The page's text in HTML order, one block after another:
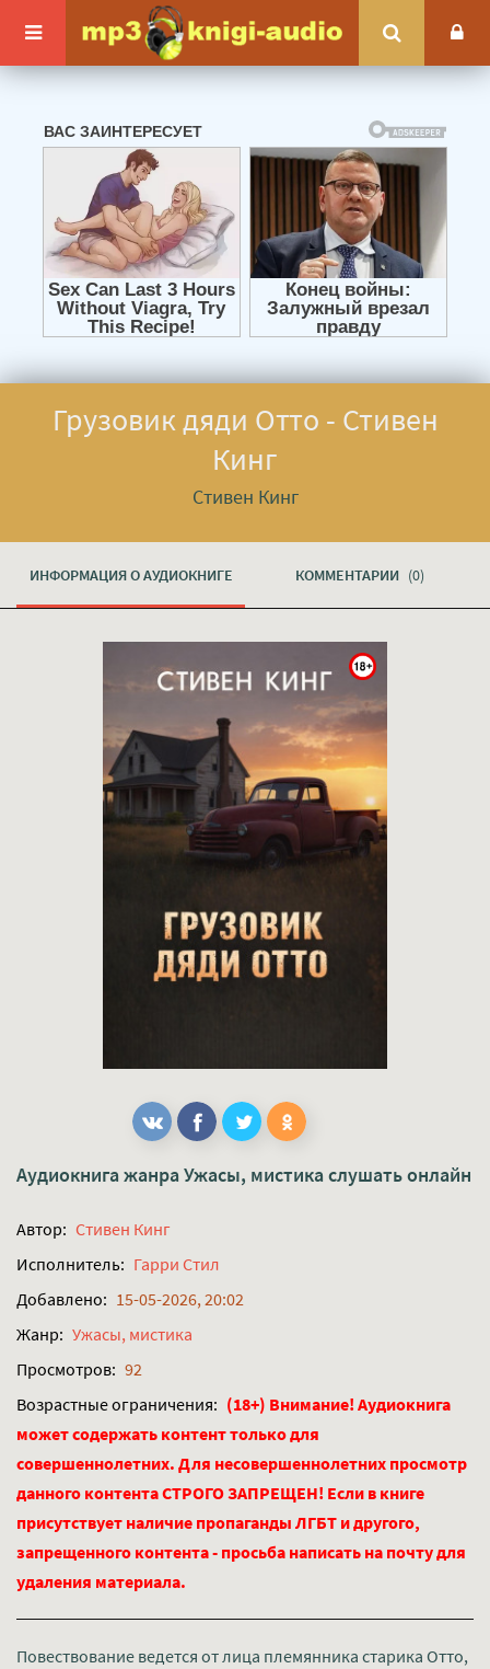
Грузовик дяди Отто - Стивен
Кинг
Стивен Кинг
ИНФОРМАЦИЯ О АУДИОКНИГЕ КОММЕНТАРИИ (0)
Аудиокнига жанра Ужасы, мистика слушать онлайн
Автор: Стивен Кинг
Исполнитель: Гарри Стил
Добавлено: 15-05-2026, 20:02
Жанр: Ужасы, мистика
Просмотров: 92
Возрастные ограничения: (18+) Внимание! Аудиокнига
может содержать контент только для
совершеннолетних. Для несовершеннолетних просмотр
данного контента СТРОГО ЗАПРЕЩЕН! Если в книге
присутствует наличие пропаганды ЛГБТ и другого,
запрещенного контента - просьба написать на почту для
удаления материала.
Повествование ведется от лица племянника старика Отто,